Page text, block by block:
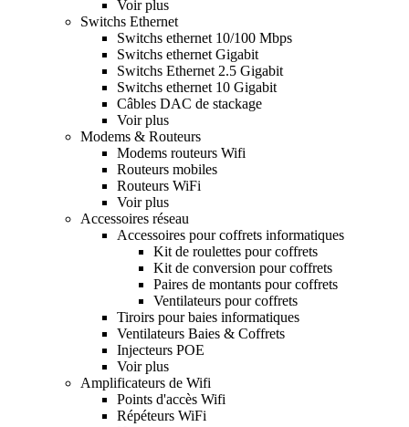
Voir plus
Switchs Ethernet
Switchs ethernet 10/100 Mbps
Switchs ethernet Gigabit
Switchs Ethernet 2.5 Gigabit
Switchs ethernet 10 Gigabit
Câbles DAC de stackage
Voir plus
Modems & Routeurs
Modems routeurs Wifi
Routeurs mobiles
Routeurs WiFi
Voir plus
Accessoires réseau
Accessoires pour coffrets informatiques
Kit de roulettes pour coffrets
Kit de conversion pour coffrets
Paires de montants pour coffrets
Ventilateurs pour coffrets
Tiroirs pour baies informatiques
Ventilateurs Baies & Coffrets
Injecteurs POE
Voir plus
Amplificateurs de Wifi
Points d'accès Wifi
Répéteurs WiFi